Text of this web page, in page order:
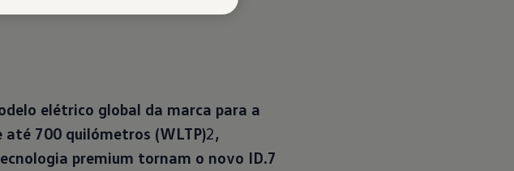
elétrico global da marca para a
700 quilómetros (WLTP)2,
premium tornam o novo ID.7